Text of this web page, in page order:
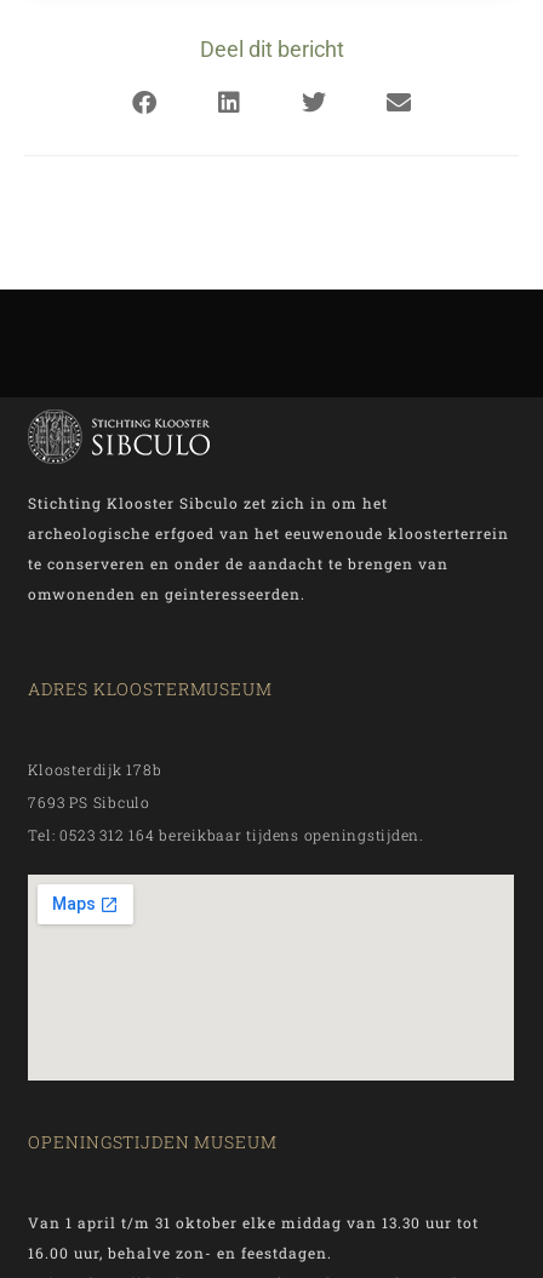
Deel dit bericht
Stichting Klooster Sibculo zet zich in om het
archeologische erfgoed van het eeuwenoude kloosterterrein
te conserveren en onder de aandacht te brengen van
omwonenden en geinteresseerden.
ADRES KLOOSTERMUSEUM
Kloosterdijk 178b
7693 PS Sibculo
Tel: 0523 312 164 bereikbaar tijdens openingstijden.
OPENINGSTIJDEN MUSEUM
Van 1 april t/m 31 oktober elke middag van 13.30 uur tot
16.00 uur, behalve zon- en feestdagen.